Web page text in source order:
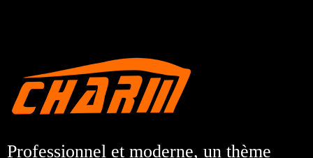
Professionnel et moderne, un thème